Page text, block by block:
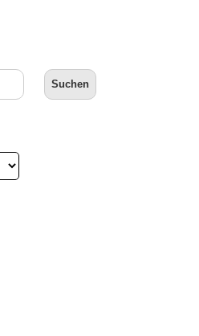
Suchen